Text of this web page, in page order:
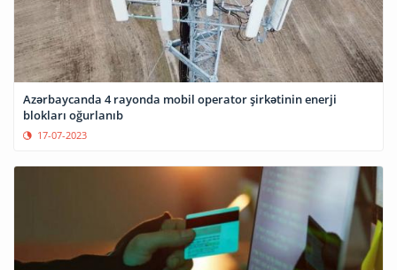
Azərbaycanda 4 rayonda mobil operator şirkətinin enerji
blokları oğurlanıb
17-07-2023